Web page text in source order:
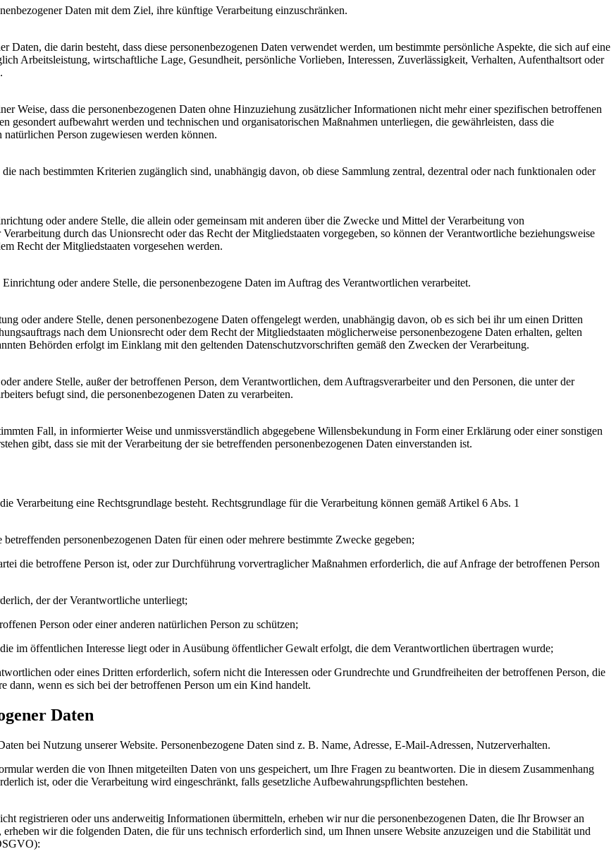
Daten mit dem Ziel, ihre künftige Verarbeitung einzuschränken.
Daten, die darin besteht, dass diese personenbezogenen Daten verwendet werden, um bestimmte persönliche Aspekte, die sich auf eine
Arbeitsleistung, wirtschaftliche Lage, Gesundheit, persönliche Vorlieben, Interessen, Zuverlässigkeit, Verhalten, Aufenthaltsort oder
Weise, dass die personenbezogenen Daten ohne Hinzuziehung zusätzlicher Informationen nicht mehr einer spezifischen betroffenen
gesondert aufbewahrt werden und technischen und organisatorischen Maßnahmen unterliegen, die gewährleisten, dass die
Person zugewiesen werden können.
nach bestimmten Kriterien zugänglich sind, unabhängig davon, ob diese Sammlung zentral, dezentral oder nach funktionalen oder
oder andere Stelle, die allein oder gemeinsam mit anderen über die Zwecke und Mittel der Verarbeitung von
durch das Unionsrecht oder das Recht der Mitgliedstaaten vorgegeben, so können der Verantwortliche beziehungsweise
Recht der Mitgliedstaaten vorgesehen werden.
oder andere Stelle, die personenbezogene Daten im Auftrag des Verantwortlichen verarbeitet.
oder andere Stelle, denen personenbezogene Daten offengelegt werden, unabhängig davon, ob es sich bei ihr um einen Dritten
nach dem Unionsrecht oder dem Recht der Mitgliedstaaten möglicherweise personenbezogene Daten erhalten, gelten
Behörden erfolgt im Einklang mit den geltenden Datenschutzvorschriften gemäß den Zwecken der Verarbeitung.
andere Stelle, außer der betroffenen Person, dem Verantwortlichen, dem Auftragsverarbeiter und den Personen, die unter der
befugt sind, die personenbezogenen Daten zu verarbeiten.
Fall, in informierter Weise und unmissverständlich abgegebene Willensbekundung in Form einer Erklärung oder einer sonstigen
gibt, dass sie mit der Verarbeitung der sie betreffenden personenbezogenen Daten einverstanden ist.
Verarbeitung eine Rechtsgrundlage besteht. Rechtsgrundlage für die Verarbeitung können gemäß Artikel 6 Abs. 1
personenbezogenen Daten für einen oder mehrere bestimmte Zwecke gegeben;
die betroffene Person ist, oder zur Durchführung vorvertraglicher Maßnahmen erforderlich, die auf Anfrage der betroffenen Person
der der Verantwortliche unterliegt;
Person oder einer anderen natürlichen Person zu schützen;
im öffentlichen Interesse liegt oder in Ausübung öffentlicher Gewalt erfolgt, die dem Verantwortlichen übertragen wurde;
oder eines Dritten erforderlich, sofern nicht die Interessen oder Grundrechte und Grundfreiheiten der betroffenen Person, die
dann, wenn es sich bei der betroffenen Person um ein Kind handelt.
Daten
bei Nutzung unserer Website. Personenbezogene Daten sind z. B. Name, Adresse, E-Mail-Adressen, Nutzerverhalten.
werden die von Ihnen mitgeteilten Daten von uns gespeichert, um Ihre Fragen zu beantworten. Die in diesem Zusammenhang
ist, oder die Verarbeitung wird eingeschränkt, falls gesetzliche Aufbewahrungspflichten bestehen.
registrieren oder uns anderweitig Informationen übermitteln, erheben wir nur die personenbezogenen Daten, die Ihr Browser an
wir die folgenden Daten, die für uns technisch erforderlich sind, um Ihnen unsere Website anzuzeigen und die Stabilität und